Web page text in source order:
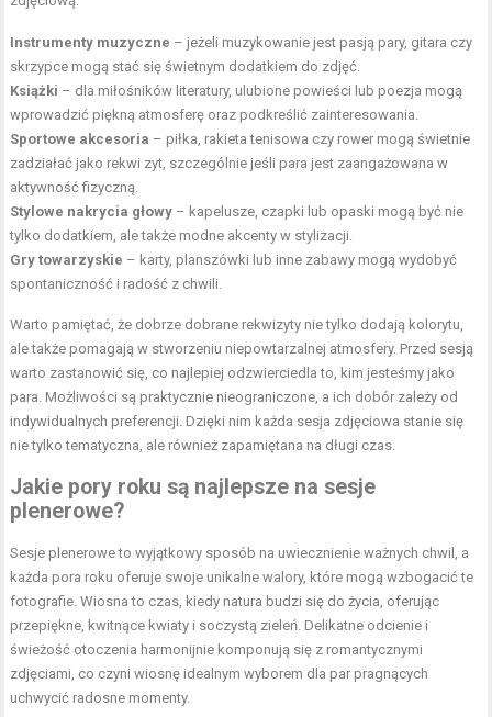
Instrumenty muzyczne – jeżeli muzykowanie jest pasją pary, gitara czy
skrzypce mogą stać się świetnym dodatkiem do zdjęć.
Książki – dla miłośników literatury, ulubione powieści lub poezja mogą
wprowadzić piękną atmosferę oraz podkreślić zainteresowania.
Sportowe akcesoria – piłka, rakieta tenisowa czy rower mogą świetnie
zadziałać jako rekwi zyt, szczególnie jeśli para jest zaangażowana w
aktywność fizyczną.
Stylowe nakrycia głowy – kapelusze, czapki lub opaski mogą być nie
tylko dodatkiem, ale także modne akcenty w stylizacji
Gry towarzyskie – karty, planszówki lub inne zabawy mogą wydobyć
spontaniczność i radość z chwili.
Warto pamiętać, że dobrze dobrane rekwizyty nie tylko dodają kolorytu,
ale także pomagają w stworzeniu niepowtarzalnej atmosfery. Przed sesją
warto zastanowić się, co najlepiej odzwierciedla to, kim jesteśmy jako
para. Możliwości są praktycznie nieograniczone, a ich dobór zależy od
indywidualnych preferencji. Dzięki nim każda sesja zdjęciowa stanie się
nie tylko tematyczna, ale również zapamiętana na długi czas.
Jakie pory roku są najlepsze na sesje
plenerowe?
Sesje plenerowe to wyjątkowy sposób na uwiecznienie ważnych chwil, a
każda pora roku oferuje swoje unikalne walory, które mogą wzbogacić te
fotografie. Wiosna to czas, kiedy natura budzi się do życia, oferując
przepiękne, kwitnące kwiaty i soczystą zieleń. Delikatne odcienie i
świeżość otoczenia harmonijnie komponują się z romantycznymi
zdjęciami, co czyni wiosnę idealnym wyborem dla par pragnących
uchwycić radosne momenty.